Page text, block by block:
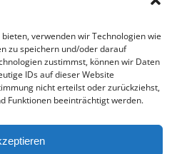
verwenden wir Technologien wie
zu speichern und/oder darauf
zustimmst, können wir Daten
IDs auf dieser Website
nicht erteilst oder zurückziehst,
Funktionen beeinträchtigt werden.